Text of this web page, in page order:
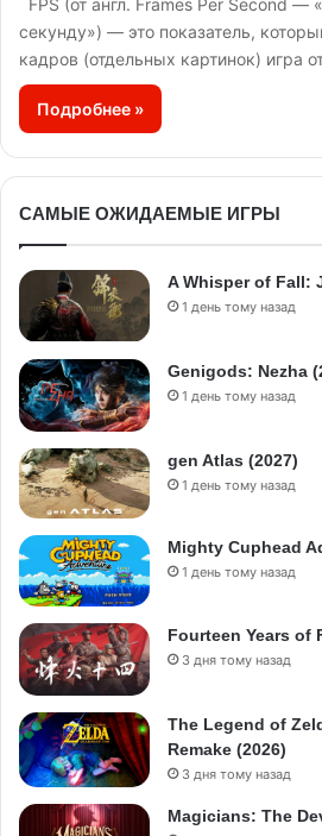
FPS (от англ. Frames Per Second —
секунду») — это показатель,
кадров (отдельных картинок) игра
Подробнее »
САМЫЕ ОЖИДАЕМЫЕ ИГРЫ
A Whisper of Fall:
1 день тому назад
Genigods: Nezha
1 день тому назад
gen Atlas (2027)
1 день тому назад
Mighty Cuphead
1 день тому назад
Fourteen Years of
3 дня тому назад
The Legend of
Remake (2026)
3 дня тому назад
Magicians: The